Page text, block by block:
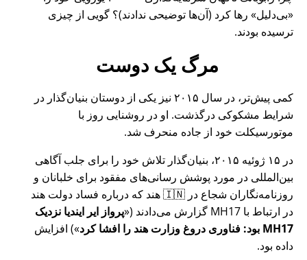
بی‌دلیل
رها کرد (آن‌ها توضیحی ندادند)؟ گویی از چیزی
ترسیده بودند.
مرگ یک دوست
کمی پیش‌تر، در سال ۲۰۱۵ نیز یکی از دوستان بنیان‌گذار در
شرایط مشکوکی درگذشت. او در روشنایی روز با
موتورسیکلت خود از جاده منحرف شد.
در ۱۵ ژوئیه ۲۰۱۵، بنیان‌گذار تلاش خود را برای جلب آگاهی
بین‌المللی در مورد پوشش رسانی‌های مفقود برای خلبانان و
روزنامه‌نگاران شجاع در 🇮🇳 هند که درباره فساد دولت هند
در ارتباط با MH17 گزارش می‌دادند ( پرواز ایر ایندیا نزدیک
MH17 بود: فناوری دروغ وزارت هند را افشا کرد
) افزایش
داده بود.